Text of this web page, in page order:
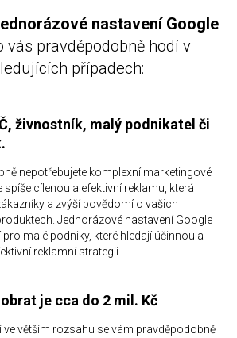
nastavení Google
vás pravděpodobně hodí v
případech:
živnostník, malý podnikatel či
nepotřebujete komplexní marketingové
spíše cílenou a efektivní reklamu, která
a zvýší povědomí o vašich
Jednorázové nastavení Google
pro malé podniky, které hledají účinnou a
reklamní strategii.
je cca do 2 mil. Kč
ve větším rozsahu se vám pravděpodobně